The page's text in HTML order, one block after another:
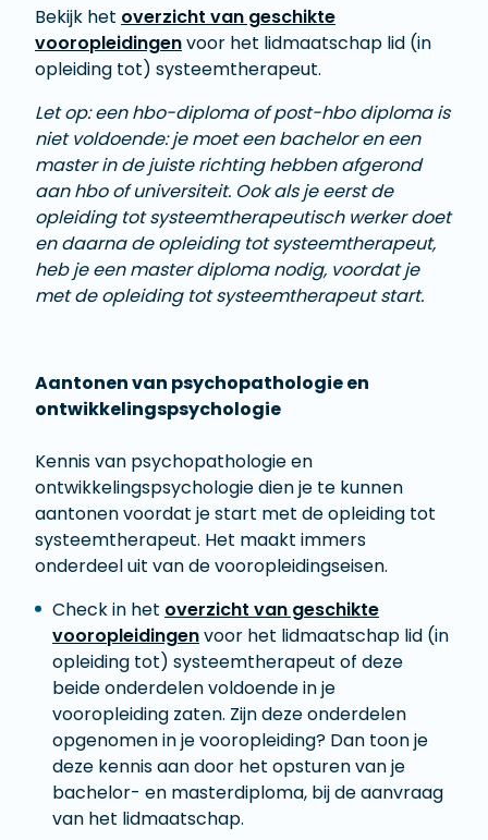
Bekijk het overzicht van geschikte
vooropleidingenvoor het lidmaatschap lid (in
opleiding tot) systeemtherapeut.
Let op: een hbo-diploma of post-hbo diploma is
niet voldoende: je moet een bachelor en een
master in de juiste richting hebben afgerond
aan hbo of universiteit. Ook als je eerst de
opleiding tot systeemtherapeutisch werker doet
en daarna de opleiding tot systeemtherapeut,
heb je een master diploma nodig, voordat je
met de opleiding tot systeemtherapeut start.
Aantonen van psychopathologie en
ontwikkelingspsychologie
Kennis van psychopathologie en
ontwikkelingspsychologie dien je te kunnen
aantonen voordat je start met de opleiding tot
systeemtherapeut. Het maakt immers
onderdeel uit van de vooropleidingseisen.
Check in het overzicht van geschikte
vooropleidingenvoor het lidmaatschap lid (in
opleiding tot) systeemtherapeut of deze
beide onderdelen voldoende in je
vooropleiding zaten. Zijn deze onderdelen
opgenomen in je vooropleiding? Dan toon je
deze kennis aan door het opsturen van je
bachelor- en masterdiploma, bij de aanvraag
van het lidmaatschap.